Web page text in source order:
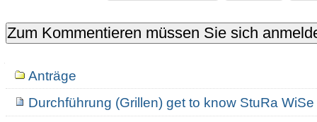
NavigationAnträge
Durchführung (Grillen) get to know StuRa